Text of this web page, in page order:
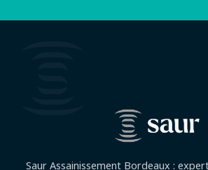
Saur Assainissement Bordeaux :